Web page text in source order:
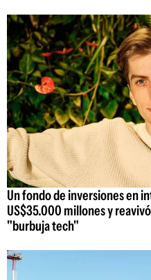
Un fondo de inversiones en
US$35.000 millones y
"burbuja tech"